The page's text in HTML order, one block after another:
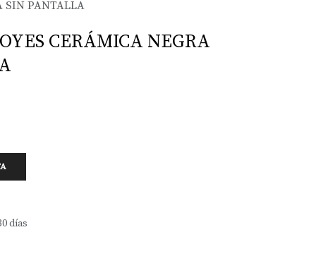
SIN PANTALLA
CERÁMICA NEGRA
días